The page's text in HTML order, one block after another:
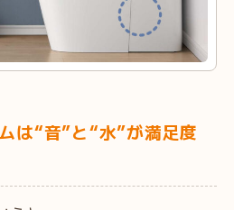
は“音”と“水”が満足度